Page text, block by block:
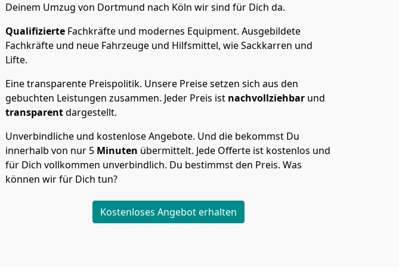
Deinem Umzug von Dortmund nach Köln wir sind für Dich da.
Qualifizierte Fachkräfte und modernes Equipment. Ausgebildete
Fachkräfte und neue Fahrzeuge und Hilfsmittel, wie Sackkarren und
Lifte.
Eine transparente Preispolitik. Unsere Preise setzen sich aus den
gebuchten Leistungen zusammen. Jeder Preis ist nachvollziehbar und
transparentdargestellt.
Unverbindliche und kostenlose Angebote. Und die bekommst Du
innerhalb von nur 5 Minuten übermittelt. Jede Offerte ist kostenlos und
für Dich vollkommen unverbindlich. Du bestimmst den Preis. Was
können wir für Dich tun?
Kostenloses Angebot erhalten